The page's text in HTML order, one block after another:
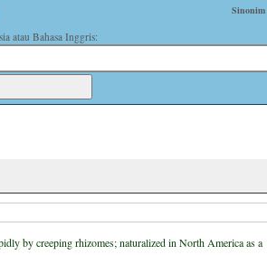
atau Bahasa Inggris:
by creeping rhizomes; naturalized in North America as a